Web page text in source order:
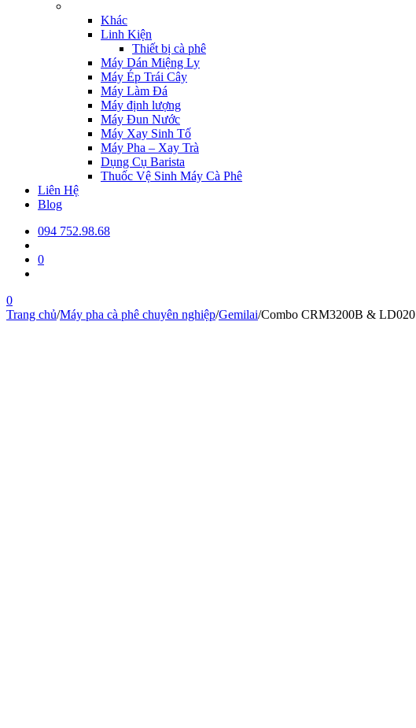
Khác
Linh Kiện
Thiết bị cà phê
Máy Dán Miệng Ly
Máy Ép Trái Cây
Máy Làm Đá
Máy định lượng
Máy Đun Nước
Máy Xay Sinh Tố
Máy Pha – Xay Trà
Dụng Cụ Barista
Thuốc Vệ Sinh Máy Cà Phê
Liên Hệ
Blog
094 752.98.68
0
0
Trang chủ/Máy pha cà phê chuyên nghiệp/Gemilai/Combo CRM3200B & LD020